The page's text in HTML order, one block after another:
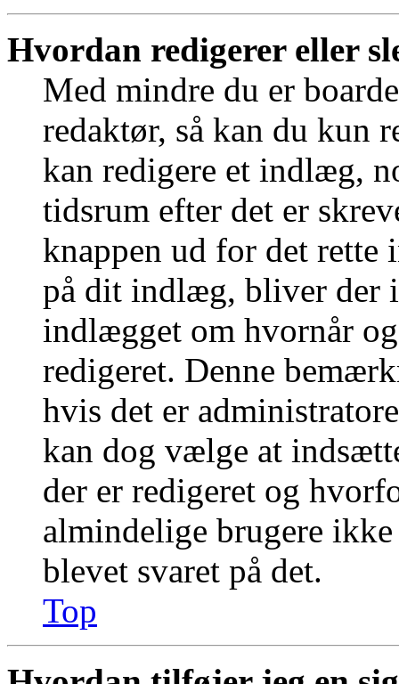
Hvordan redigerer eller
Med mindre du er
redaktør, så kan du kun
kan redigere et indlæg,
tidsrum efter det er
knappen ud for det rette
på dit indlæg, bliver der
indlægget om hvornår
redigeret. Denne
hvis det er
kan dog vælge at
der er redigeret og
almindelige brugere
blevet svaret på det.
Top